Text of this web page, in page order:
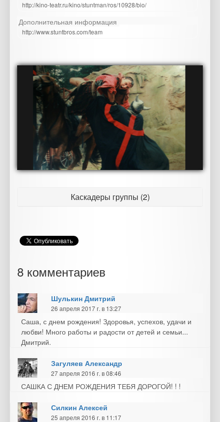
http://kino-teatr.ru/kino/stuntman/ros/10928/bio/
Дополнительная информация
http://www.stuntbros.com/team
Каскадеры группы (2)
8 комментариев
Шулькин Дмитрий
26 апреля 2017 г. в 13:27
Саша, с днем рождения! Здоровья, успехов, удачи и
любви! Много работы и радости от детей и семьи...
Дмитрий.
Загуляев Александр
27 апреля 2016 г. в 08:46
САШКА С ДНЕМ РОЖДЕНИЯ ТЕБЯ ДОРОГОЙ! ! !
Силкин Алексей
25 апреля 2016 г. в 11:17